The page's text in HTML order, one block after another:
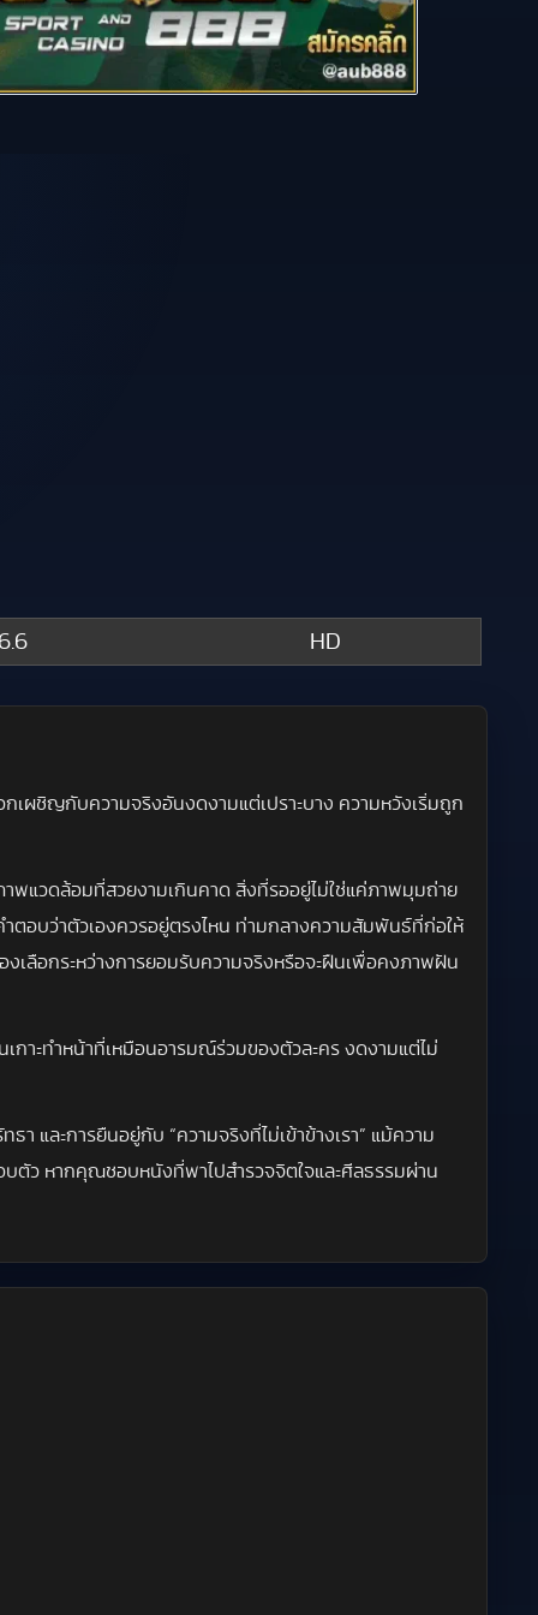
HD
เผชิญกับความจริงอันงดงามแต่เปราะบาง ความหวังเริ่มถูก
าพแวดล้อมที่สวยงามเกินคาด สิ่งที่รออยู่ไม่ใช่แค่ภาพมุมถ่าย
ตอบว่าตัวเองควรอยู่ตรงไหน ท่ามกลางความสัมพันธ์ที่ก่อให้
เลือกระหว่างการยอมรับความจริงหรือจะฝืนเพื่อคงภาพฝัน
กาะทำหน้าที่เหมือนอารมณ์ร่วมของตัวละคร งดงามแต่ไม่
า และการยืนอยู่กับ “ความจริงที่ไม่เข้าข้างเรา” แม้ความ
ตัว หากคุณชอบหนังที่พาไปสำรวจจิตใจและศีลธรรมผ่าน